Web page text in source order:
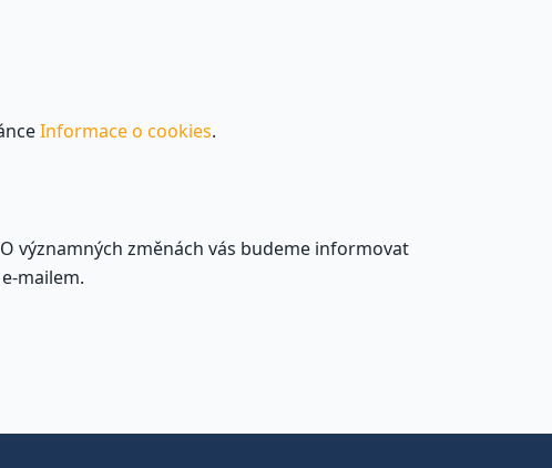
Informace o cookies.
významných změnách vás budeme informovat
mailem.